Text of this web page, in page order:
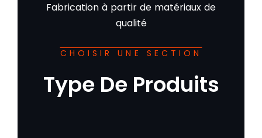
Fabrication à partir de matériaux de
qualité
CHOISIR UNE SECTION
Type De Produits